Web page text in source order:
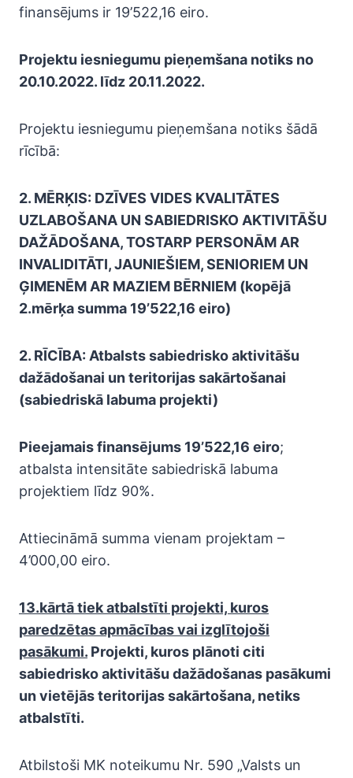
finansējums ir 19’522,16 eiro.
Projektu iesniegumu pieņemšana notiks no
20.10.2022. līdz 20.11.2022.
Projektu iesniegumu pieņemšana notiks šādā
rīcībā:
2. MĒRĶIS: DZĪVES VIDES KVALITĀTES
UZLABOŠANA UN SABIEDRISKO AKTIVITĀŠU
DAŽĀDOŠANA, TOSTARP PERSONĀM AR
INVALIDITĀTI, JAUNIEŠIEM, SENIORIEM UN
ĢIMENĒM AR MAZIEM BĒRNIEM (kopējā
2.mērķa summa 19’522,16 eiro)
2. RĪCĪBA: Atbalsts sabiedrisko aktivitāšu
dažādošanai un teritorijas sakārtošanai
(sabiedriskā labuma projekti)
Pieejamais finansējums 19’522,16 eiro;
atbalsta intensitāte sabiedriskā labuma
projektiem līdz 90%.
Attiecināmā summa vienam projektam –
4’000,00 eiro.
13.kārtā tiek atbalstīti projekti, kuros
paredzētas apmācības vai izglītojoši
pasākumi. Projekti, kuros plānoti citi
sabiedrisko aktivitāšu dažādošanas pasākumi
un vietējās teritorijas sakārtošana, netiks
atbalstīti.
Atbilstoši MK noteikumu Nr. 590 „Valsts un